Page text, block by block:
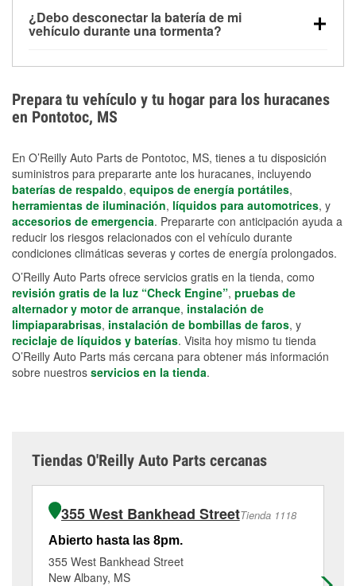
días después de la exposición.
para aplicaciones de ciclo profundo porque son
selladas, resistentes a las vibraciones y más
¿Debo desconectar la batería de mi
vehículo durante una tormenta?
los daños por inundación. Evitar el agua estancada y
preparar opciones de carga de respaldo son
medidas de protección más efectivas.
Prepara tu vehículo y tu hogar para los huracanes
en Pontotoc, MS
En O’Reilly Auto Parts de Pontotoc, MS, tienes a tu disposición
suministros para prepararte ante los huracanes, incluyendo
baterías de respaldo, equipos de energía portátiles,
herramientas de iluminación, líquidos para automotrices, y
accesorios de emergencia. Prepararte con anticipación ayuda a
reducir los riesgos relacionados con el vehículo durante
condiciones climáticas severas y cortes de energía prolongados.
O’Reilly Auto Parts ofrece servicios gratis en la tienda, como
revisión gratis de la luz “Check Engine”, pruebas de
alternador y motor de arranque, instalación de
limpiaparabrisas, instalación de bombillas de faros, y
reciclaje de líquidos y baterías. Visita hoy mismo tu tienda
O’Reilly Auto Parts más cercana para obtener más información
sobre nuestros servicios en la tienda.
Tiendas O'Reilly Auto Parts cercanas
355 West Bankhead StreetTienda 1118
Abierto hasta las 8pm.
355 West Bankhead Street
New Albany, MS